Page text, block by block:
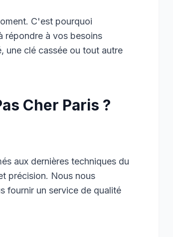
C'est pourquoi
répondre à vos besoins
une clé cassée ou tout autre
Cher Paris ?
aux dernières techniques du
précision. Nous nous
fournir un service de qualité